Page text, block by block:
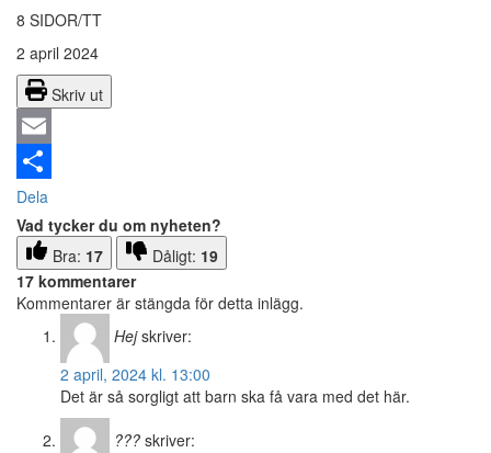
8 SIDOR/TT
2 april 2024
Skriv ut
Email
Dela
Vad tycker du om nyheten?
Bra: 17 Dåligt: 19
17 kommentarer
Kommentarer är stängda för detta inlägg.
Hej skriver:
2 april, 2024 kl. 13:00
Det är så sorgligt att barn ska få vara med det här.
??? skriver: